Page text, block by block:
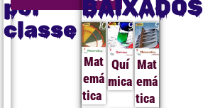
por
classe
BAIXADOS
Mat
emá
tica
Quí
mica
Mat
emá
tica